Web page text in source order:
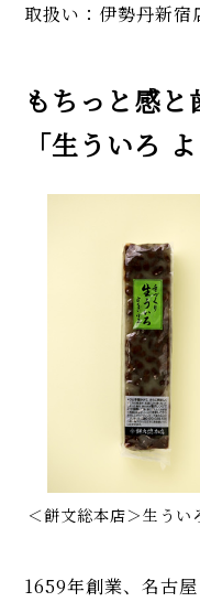
取扱い：伊勢丹新宿
もちっと感
「生ういろ
＜餅文総本店＞生うい
1659年創業、名古